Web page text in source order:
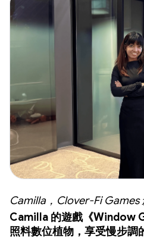
Camilla，Clover-Fi Games
Camilla 的遊戲《Window
照料數位植物，享受慢步調